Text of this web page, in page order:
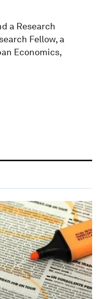
a Research
Fellow, a
Economics,